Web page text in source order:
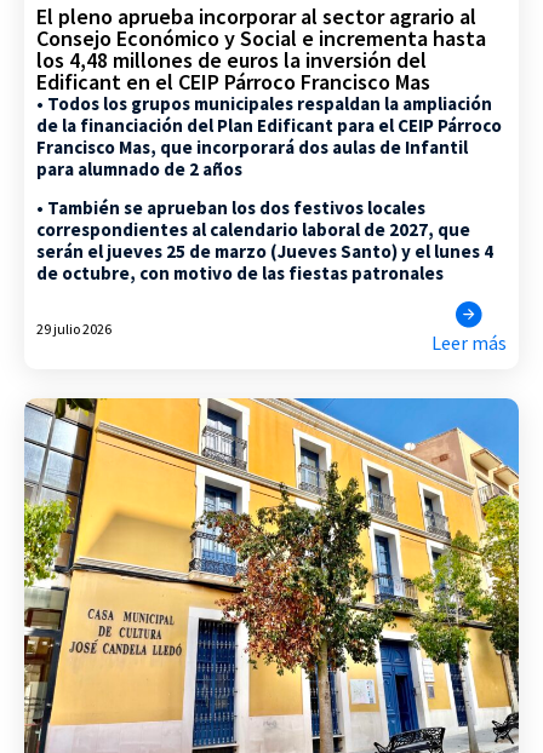
El pleno aprueba incorporar al sector agrario al
Consejo Económico y Social e incrementa hasta
los 4,48 millones de euros la inversión del
Edificant en el CEIP Párroco Francisco Mas
• Todos los grupos municipales respaldan la ampliación
de la financiación del Plan Edificant para el CEIP Párroco
Francisco Mas, que incorporará dos aulas de Infantil
para alumnado de 2 años
• También se aprueban los dos festivos locales
correspondientes al calendario laboral de 2027, que
serán el jueves 25 de marzo (Jueves Santo) y el lunes 4
de octubre, con motivo de las fiestas patronales
29 julio 2026
Leer más